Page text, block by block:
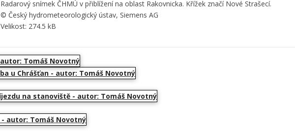
Radarový snímek ČHMÚ v přiblížení na oblast Rakovnicka. Křížek značí Nové Strašecí.
© Český hydrometeorologický ústav, Siemens AG
Velikost: 274.5 kB